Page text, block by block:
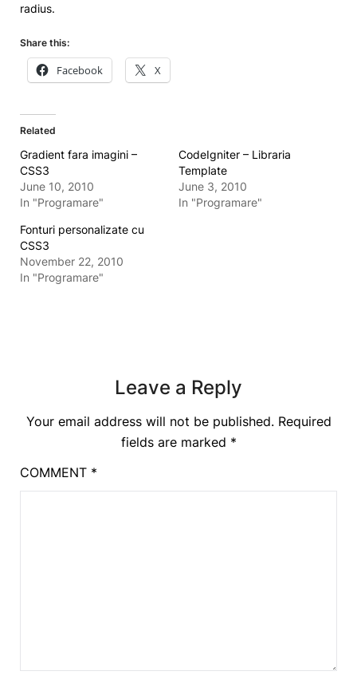
radius.
Share this:
Facebook X
Related
Gradient fara imagini –
CSS3
June 10, 2010
In "Programare"
CodeIgniter – Libraria
Template
June 3, 2010
In "Programare"
Fonturi personalizate cu
CSS3
November 22, 2010
In "Programare"
Leave a Reply
Your email address will not be published. Required
fields are marked *
COMMENT *